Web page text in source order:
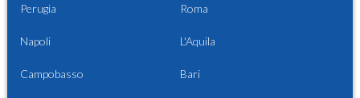
Perugia Roma
Napoli L'Aquila
Campobasso Bari